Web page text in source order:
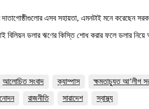
এসব সহায়তা, এমনটাই মনে করেছেন
বিলিয়ন ডলার ঋণের কিস্তি শোধ করার ফলে ডলার
আলোচিত সংবাদ ক্যাম্পাস ক্ষমতাচ্যুত আ’লীগ
রাজনীতি সারাদেশ স্বাস্থ্য